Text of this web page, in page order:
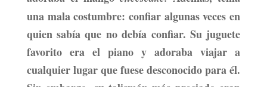
una mala costumbre: confiar algunas veces en
quien sabía que no debía confiar. Su juguete
favorito era el piano y adoraba viajar a
cualquier lugar que fuese desconocido para él.